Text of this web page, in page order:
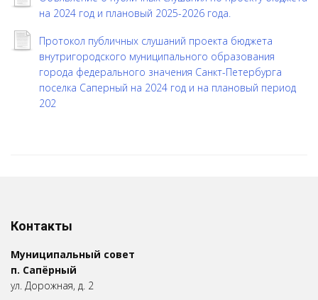
на 2024 год и плановый 2025-2026 года.
Протокол публичных слушаний проекта бюджета
внутригородского муниципального образования
города федерального значения Санкт-Петербурга
поселка Саперный на 2024 год и на плановый период
202
Контакты
Муниципальный совет
п. Сапёрный
ул. Дорожная, д. 2